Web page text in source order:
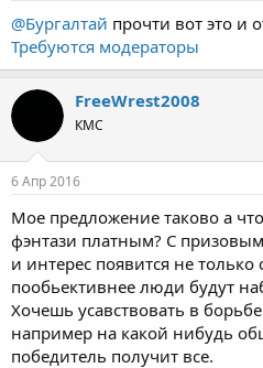
@Бургалтай прочти вот это и
Требуются модераторы
FreeWrest2008
КМС
6 Апр 2016
Мое предложение таково а
фэнтази платным? С
и интерес появится не
пообьективнее люди будут
Хочешь усавствовать в
например на какой нибудь
победитель получит все.